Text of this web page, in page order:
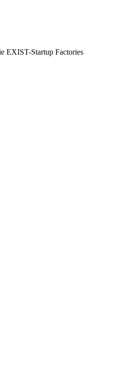
EXIST-Startup Factories